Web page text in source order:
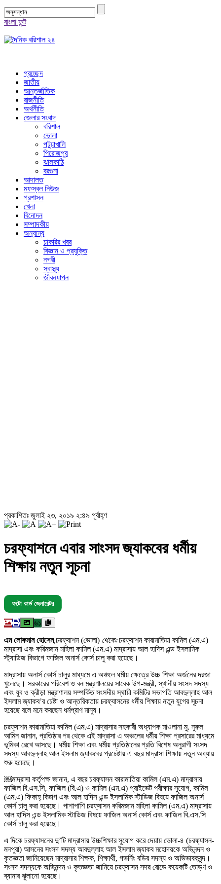
বাংলা ফন্ট
প্রচ্ছেদ
জাতীয়
আন্তর্জাতিক
রাজনীতি
অর্থনীতি
জেলার সংবাদ
বরিশাল
ভোলা
পটুয়াখালি
পিরোজপুর
ঝালকাঠি
বরগুনা
আদালত
মফস্বল নিউজ
প্রশাসন
খেলা
বিনোদন
সম্পাদকীয়
অন্যান্য
চাকরির খবর
বিজ্ঞান ও প্রযুক্তি
নগরী
স্বাস্থ্য
জীবনযাপন
প্রকাশিতঃ জুলাই ২৩, ২০১৯ ২:৪৯ পূর্বাহ্ণ
চরফ্যাশনে এবার সাংসদ জ্যাকবের ধর্মীয়
শিক্ষায় নতুন সূচনা
ফটো কার্ড জেনারেটর
৬১
এম লোকমান হোসেন,চরফ্যাশন (ভোলা) থেকেঃচরফ্যাশন কারামাতিয়া কামিল (এম.এ)
মাদ্রাসা এবং করিমজান মহিলা কামিল (এম.এ) মাদ্রাসায় আল হাদিস এন্ড ইসলামিক
স্ট্যাডিজ বিভাগে ফাজিল অনার্স কোর্স চালু করা হয়েছে।
মাদ্রাসায় অনার্স কোর্স চালুর মাধ্যমে এ অঞ্চলে ধর্মীয় ক্ষেত্রে উচ্চ শিক্ষা অর্জনের দরজা
খুলেছে। সরকারের পরিবেশ ও বন মন্ত্রণালয়ের সাবেক উপ-মন্ত্রী, স্থানীয় সংসদ সদস্য
এবং যুব ও ক্রীড়া মন্ত্রাণালয় সম্পর্কিত সংসদীয় স্থায়ী কমিটির সভাপতি আবদুল্লাহ আল
ইসলাম জ্যাকব’র চেষ্টা ও আন্তরিকতায় চরফ্যাসনের ধর্মীয় শিক্ষায় নতুন যুগের সূচনা
হয়েছে বলে মনে করছেন ধর্মপ্রাণ মানুষ।
চরফ্যাশন কারামাতিয়া কামিল (এম.এ) মাদ্রাসার সহকারী অধ্যাপক মাওলানা মু. নুরুল
আমিন জানান, প্রতিষ্ঠার পর থেকে এই মাদ্রাসা এ অঞ্চলের ধর্মীয় শিক্ষা প্রসারের মাধ্যমে
ভূমিকা রেখে আসছে। ধর্মীয় শিক্ষা এবং ধর্মীয় প্রতিষ্ঠানের প্রতি বিশেষ অনুরাগী সংসদ
সদস্য আবদুল্লাহ আল ইসলাম জ্যাকবের প্রচেষ্টায় এ বছর মাদ্রাসা শিক্ষায় নতুন অধ্যায়
শুরু হয়েছে।
￼মাদ্রাসা কর্তৃপক্ষ জানান, এ বছর চরফ্যাসন কারামাতিয়া কামিল (এম.এ) মাদ্রাসায়
ফাজিল বি.এস.সি, ফাজিল (বি.এ) ও কামিল (এম.এ) প্রাইভেট পরীক্ষার সুযোগ, কামিল
(এম.এ) ফিকাহ্ বিভাগ এবং আল হাদিস এন্ড ইসলামিক স্টাডিজ বিষয়ে ফাজিল অনার্স
কোর্স চালু করা হয়েছে। পাশাপাশি চরফ্যাসন করিমজান মহিলা কামিল (এম.এ) মাদ্রাসায়
আল হাদিস এন্ড ইসলামিক স্টাডিজ বিষয়ে ফাজিল অনার্স কোর্স এবং ফাজিল বি.এস.সি
কোর্স চালু করা হয়েছে।
এ দিকে চরফ্যাসনের দু’টি মাদ্রাসায় উচ্চশিক্ষার সুযোগ করে দেয়ায় ভোলা-৪ (চরফ্যাসন-
মনপুরা) আসনের সংসদ সদস্য আবদুল্লাহ আল ইসলাম জ্যাকব মহোদয়কে অভিনন্দন ও
কৃতজ্ঞতা জানিয়েছেন মাদ্রাসার শিক্ষক, শিক্ষার্থী, গভর্নিং বডির সদস্য ও অভিভাবকবৃন্দ।
সংসদ সদস্যকে অভিনন্দন ও কৃতজ্ঞতা জানিয়ে চরফ্যাসন সদর রোডে কয়েকটি তোড়ণ ও
ব্যানার ঝুলানো হয়েছে।